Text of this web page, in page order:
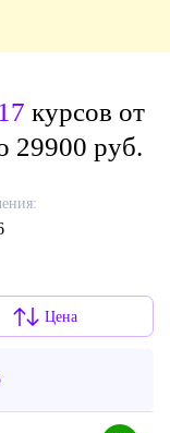
17 курсов от
29900 руб.
Цена